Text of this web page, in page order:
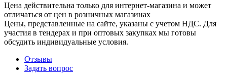
Цена действительна только для интернет-магазина и может
отличаться от цен в розничных магазинах
Цены, представленные на сайте, указаны с учетом НДС. Для
участия в тендерах и при оптовых закупках мы готовы
обсудить индивидуальные условия.
Отзывы
Задать вопрос